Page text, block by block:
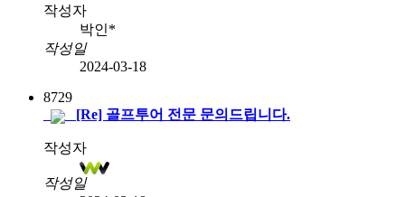
작성자
박인*
작성일
2024-03-18
8729
[Re] 골프투어 전문 문의드립니다.
작성자
작성일